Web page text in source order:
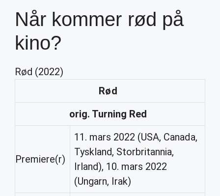
Når kommer rød på
kino?
Rød (2022)
Rød
orig. Turning Red
Premiere(r)
11. mars 2022 (USA, Canada,
Tyskland, Storbritannia,
Irland), 10. mars 2022
(Ungarn, Irak)